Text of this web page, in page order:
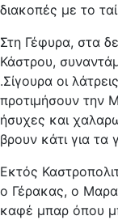
διακοπές με το
Στη Γέφυρα, στα
Κάστρου,
.Σίγουρα οι
προτιμήσουν την
ήσυχες και
βρουν κάτι για τα
Εκτός
ο Γέρακας, ο
καφέ μπαρ όπου